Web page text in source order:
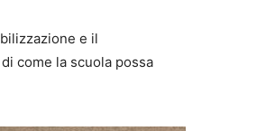
e il
come la scuola possa